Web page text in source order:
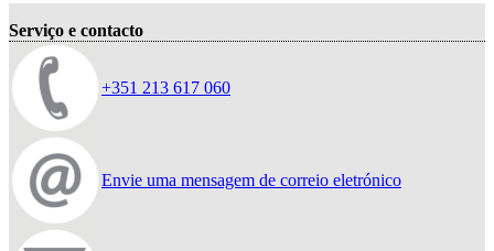
Serviço e contacto
+351 213 617 060
Envie uma mensagem de correio eletrónico